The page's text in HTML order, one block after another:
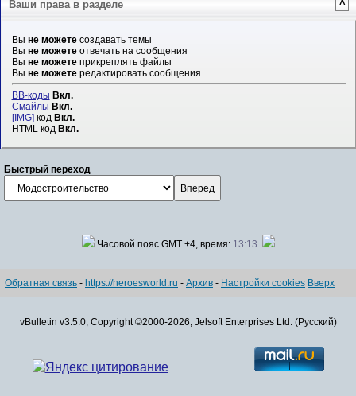
Ваши права в разделе ^
Вы не можетесоздавать темы
Вы не можетеотвечать на сообщения
Вы не можетеприкреплять файлы
Вы не можетередактировать сообщения
BB-коды Вкл.
Смайлы Вкл.
[IMG]код Вкл.
HTML код Вкл.
Быстрый переход
Часовой пояс GMT +4, время: 13:13.
Обратная связь - https://heroesworld.ru - Архив - Настройки cookies Вверх
vBulletin v3.5.0, Copyright ©2000-2026, Jelsoft Enterprises Ltd. (Русский)